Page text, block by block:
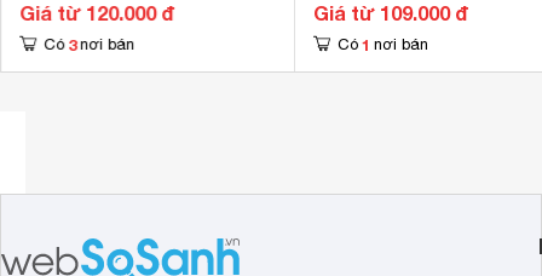
Giá từ 120.000 đ
Có 3 nơi bán
Giá từ 109.000 đ
Có 1 nơi bán